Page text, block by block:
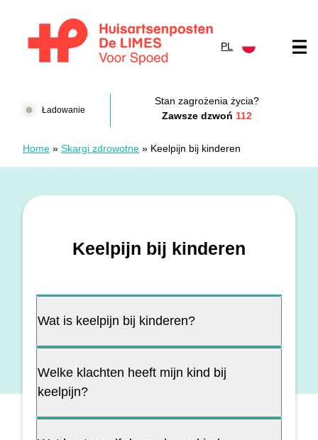
PL
Ładowanie
Stan zagrożenia życia?
Zawsze dzwoń 112
Home » Skargi zdrowotne » Keelpijn bij kinderen
Keelpijn bij kinderen
Wat is keelpijn bij kinderen?
Welke klachten heeft mijn kind bij
keelpijn?